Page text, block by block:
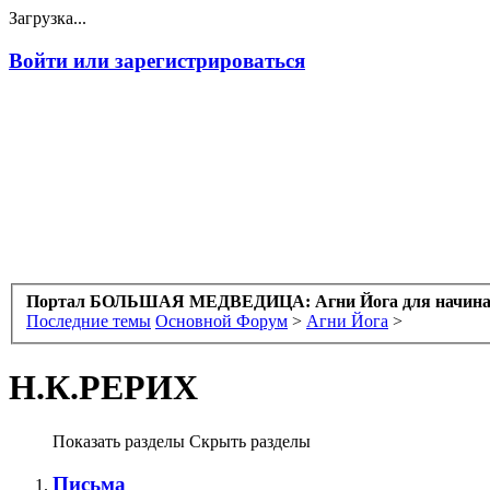
Загрузка...
Войти или зарегистрироваться
Портал БОЛЬШАЯ МЕДВЕДИЦА: Агни Йога для
Последние темы Основной Форум > Агни Йога >
Н.К.РЕРИХ
Показать разделы Скрыть разделы
Письма